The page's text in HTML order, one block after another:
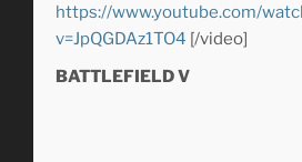
https://www.youtube.com/
v=JpQGDAz1TO4 [/video]
BATTLEFIELD V